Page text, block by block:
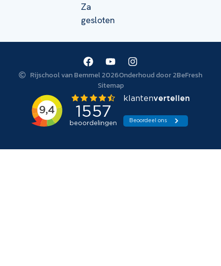
Za
gesloten
Rijschool van Bemmel 2026Onderhoud door 2BeFresh
Sitemap